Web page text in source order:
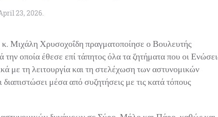
23, 2026.
Μιχάλη Χρυσοχοΐδη πραγματοποίησε ο Βουλευτής
οποία έθεσε επί τάπητος όλα τα ζητήματα που οι Ενώσεις
τη λειτουργία και τη στελέχωση των αστυνομικών
μέσα από συζητήσεις με τις κατά τόπους